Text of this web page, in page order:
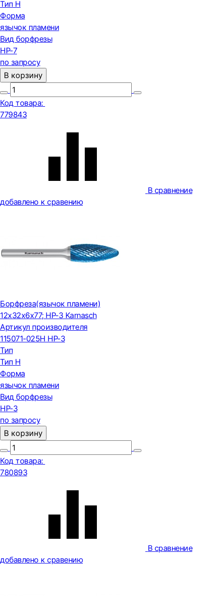
Тип H
Форма
язычок пламени
Вид борфрезы
HP-7
по запросу
В корзину
Код товара:
779843
В сравнение
добавлено к сравению
Борфреза(язычок пламени)
12x32x6x77; HP-3 Karnasch
Артикул производителя
115071-025H HP-3
Тип
Тип H
Форма
язычок пламени
Вид борфрезы
HP-3
по запросу
В корзину
Код товара:
780893
В сравнение
добавлено к сравению